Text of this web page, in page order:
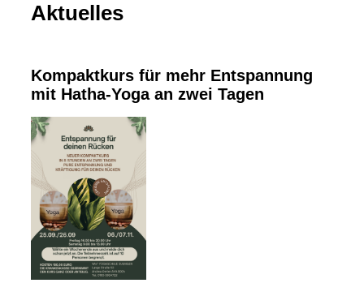
Aktuelles
Kompaktkurs für mehr Entspannung
mit Hatha-Yoga an zwei Tagen